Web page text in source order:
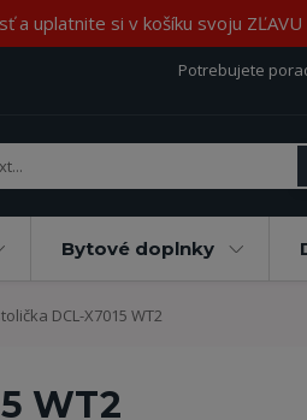
a uplatnite si v košíku svoju
Potrebujete
Bytové doplnky
DCL-X7015 WT2
WT2